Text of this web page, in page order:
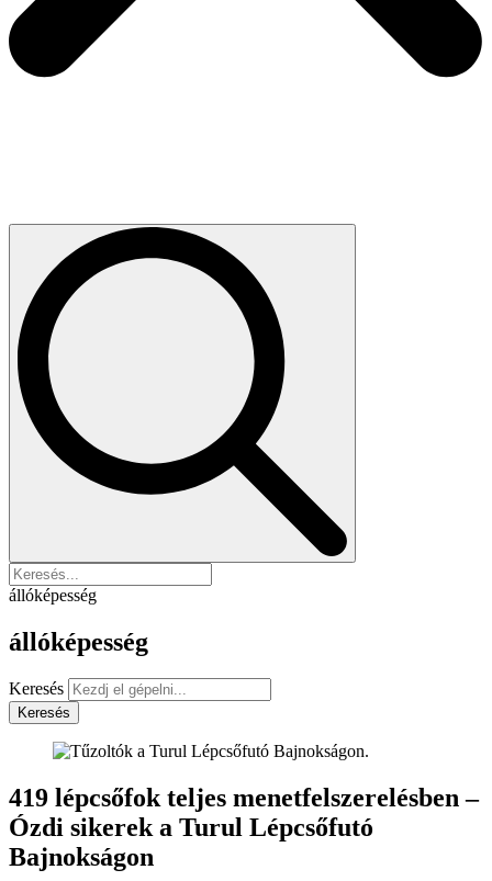
állóképesség
állóképesség
Keresés
Keresés
419 lépcsőfok teljes menetfelszerelésben –
Ózdi sikerek a Turul Lépcsőfutó
Bajnokságon